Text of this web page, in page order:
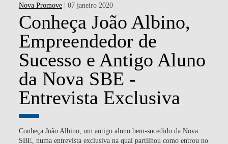
Nova Promove| 07 janeiro 2020
Conheça João Albino,
Empreendedor de
Sucesso e Antigo Aluno
da Nova SBE -
Entrevista Exclusiva
Conheça João Albino, um antigo aluno bem-sucedido da Nova
SBE, numa entrevista exclusiva na qual partilhou como entrou no